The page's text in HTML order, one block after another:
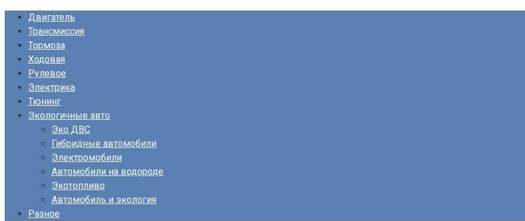
Двигатель
Трансмиссия
Тормоза
Ходовая
Рулевое
Электрика
Тюнинг
Экологичные авто
Эко ДВС
Гибридные автомобили
Электромобили
Автомобили на водороде
Экотопливо
Автомобиль и экология
Разное